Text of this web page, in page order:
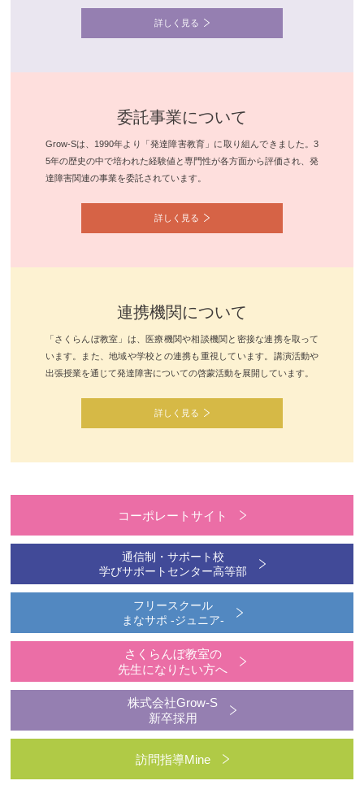
詳しく見る
委託事業について
Grow-Sは、1990年より「発達障害教育」に取り組んできました。3
5年の歴史の中で培われた経験値と専門性が各方面から評価され、発
達障害関連の事業を委託されています。
詳しく見る
連携機関について
「さくらんぼ教室」は、医療機関や相談機関と密接な連携を取って
います。また、地域や学校との連携も重視しています。講演活動や
出張授業を通じて発達障害についての啓蒙活動を展開しています。
詳しく見る
コーポレートサイト
通信制・サポート校
学びサポートセンター高等部
フリースクール
まなサポ -ジュニア-
さくらんぼ教室の
先生になりたい方へ
株式会社Grow-S
新卒採用
訪問指導Mine